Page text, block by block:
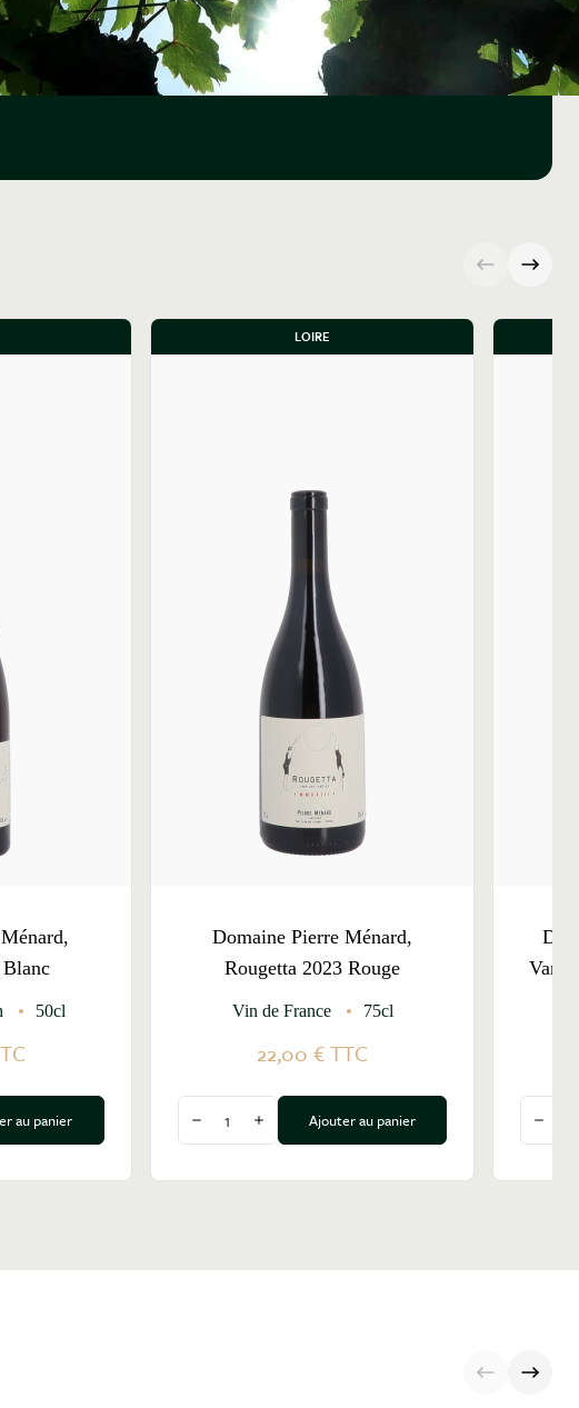
Blanc
50cl
quantité
au panier
LOIRE
Domaine Pierre Ménard,
Rougetta 2023 Rouge
Vin de France 75cl
22,00 €TTC
Diminuer la quantité
Augmenter la quantité
Ajouter au panier